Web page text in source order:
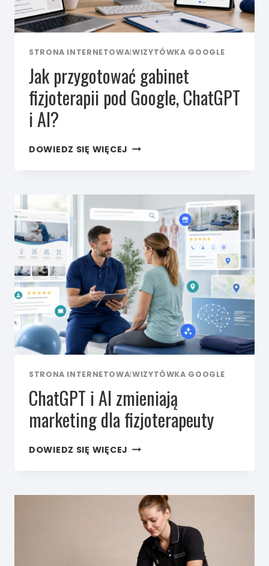
STRONA INTERNETOWA|WIZYTÓWKA GOOGLE
Jak przygotować gabinet
fizjoterapii pod Google, ChatGPT
i AI?
DOWIEDZ SIĘ WIĘCEJ JAK
POD GOOGLE,
CHATGPT
I AI?
STRONA INTERNETOWA WIZYTÓWKA GOOGLE
ChatGPT i AI zmieniają
marketing dla fizjoterapeuty
DOWIEDZ SIĘ WIĘCEJ CHATGPT
DLA
FIZJOTERAPEUTY